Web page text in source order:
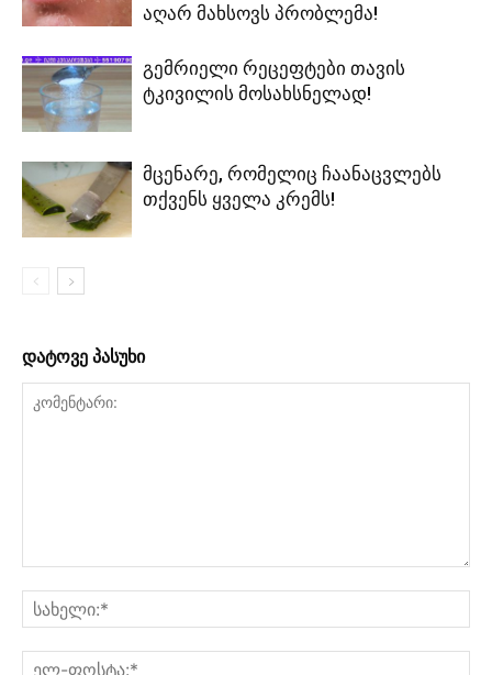
აღარ მახსოვს პრობლემა!
გემრიელი რეცეფტები თავის
ტკივილის მოსახსნელად!
მცენარე, რომელიც ჩაანაცვლებს
თქვენს ყველა კრემს!
დატოვე პასუხი